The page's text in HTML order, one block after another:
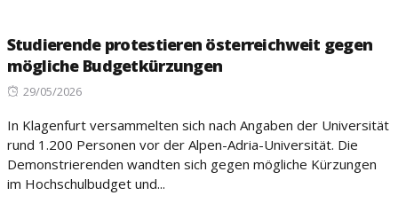
Studierende protestieren österreichweit gegen
mögliche Budgetkürzungen
Posted
29/05/2026
In Klagenfurt versammelten sich nach Angaben der Universität
rund 1.200 Personen vor der Alpen-Adria-Universität. Die
Demonstrierenden wandten sich gegen mögliche Kürzungen
im Hochschulbudget und...